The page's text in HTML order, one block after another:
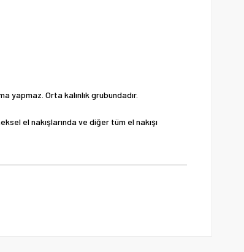
yapmaz. Orta kalınlık grubundadır.
el nakışlarında ve diğer tüm el nakışı